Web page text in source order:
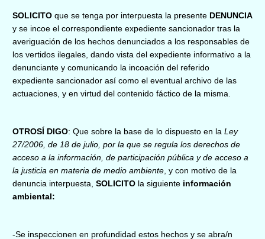
SOLICITO que se tenga por interpuesta la presente DENUNCIA
y se incoe el correspondiente expediente sancionador tras la
averiguación de los hechos denunciados a los responsables de
los vertidos ilegales, dando vista del expediente informativo a la
denunciante y comunicando la incoación del referido
expediente sancionador así como el eventual archivo de las
actuaciones, y en virtud del contenido fáctico de la misma.
OTROSÍ DIGO: Que sobre la base de lo dispuesto en la Ley
27/2006, de 18 de julio, por la que se regula los derechos de
acceso a la información, de participación pública y de acceso a
la justicia en materia de medio ambiente , y con motivo de la
denuncia interpuesta, SOLICITO la siguiente información
ambiental:
-Se inspeccionen en profundidad estos hechos y se abra/n